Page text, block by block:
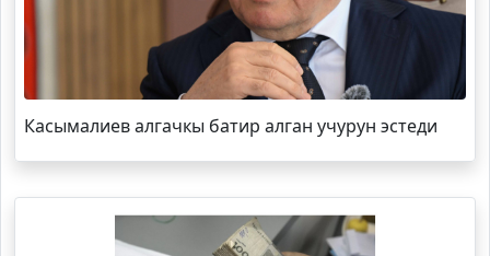
Касымалиев алгачкы батир алган учурун эстеди